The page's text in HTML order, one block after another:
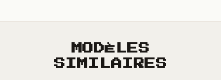
MODÈLES
SIMILAIRES